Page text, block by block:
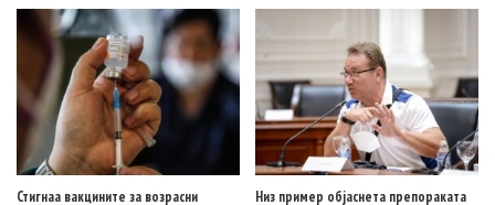
Стигнаа вакцините за возрасни
Низ пример објаснета препораката